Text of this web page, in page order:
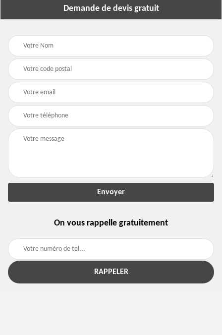
Demande de devis gratuit
On vous rappelle gratuitement